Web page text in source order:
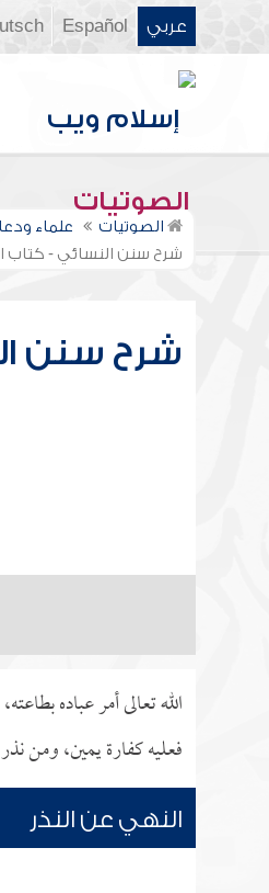
عربي Español
الصوتيات
الصوتيات علماء
شرح سنن النسائي - كتاب
شرح سنن
الله تعالى أمر عباده
فعليه كفارة يمين، ومن
النهي عن النذر